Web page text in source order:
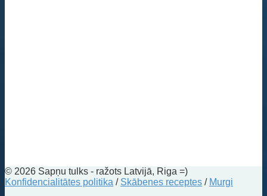
© 2026 Sapņu tulks - ražots Latvijā, Riga =)
Konfidencialitātes politika / Skābenes receptes / Murgi